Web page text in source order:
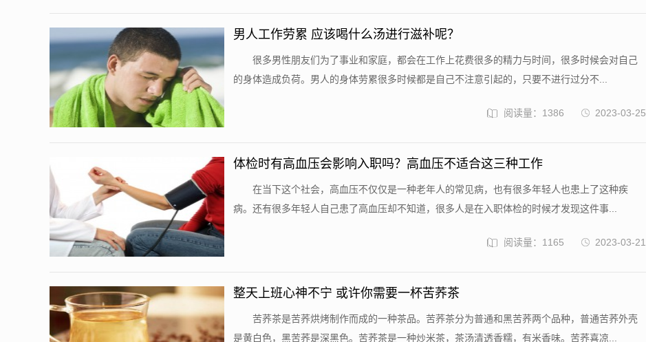
男人工作劳累 应该喝什么汤进行滋补呢？
​ 很多男性朋友们为了事业和家庭，都会在工作上花费很多的精力与时间，很多时候会对自己
的身体造成负荷。男人的身体劳累很多时候都是自己不注意引起的，只要不进行过分不...
2023-03-25
阅读量：1386
体检时有高血压会影响入职吗？高血压不适合这三种工作
​ 在当下这个社会，高血压不仅仅是一种老年人的常见病，也有很多年轻人也患上了这种疾
病。还有很多年轻人自己患了高血压却不知道，很多人是在入职体检的时候才发现这件事...
2023-03-21
阅读量：1165
整天上班心神不宁 或许你需要一杯苦荞茶
​ 苦荞茶是苦荞烘烤制作而成的一种茶品。苦荞茶分为普通和黑苦荞两个品种，普通苦荞外壳
是黄白色，黑苦荞是深黑色。苦荞茶是一种炒米茶，茶汤清透香糯，有米香味。苦荞喜凉...